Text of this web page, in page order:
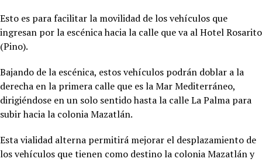
Esto es para facilitar la movilidad de los vehículos que
ingresan por la escénica hacia la calle que va al Hotel Rosarito
(Pino).
Bajando de la escénica, estos vehículos podrán doblar a la
derecha en la primera calle que es la Mar Mediterráneo,
dirigiéndose en un solo sentido hasta la calle La Palma para
subir hacia la colonia Mazatlán.
Esta vialidad alterna permitirá mejorar el desplazamiento de
los vehículos que tienen como destino la colonia Mazatlán y